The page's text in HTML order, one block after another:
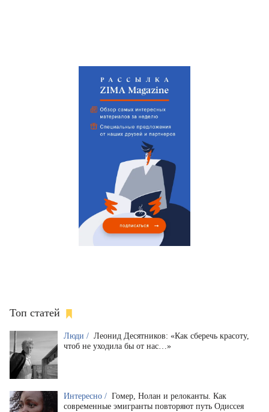
Топ статей
Люди / Леонид Десятников: «Как сберечь красоту,
чтоб не уходила бы от нас…»
Интересно / Гомер, Нолан и релоканты. Как
современные эмигранты повторяют путь Одиссея